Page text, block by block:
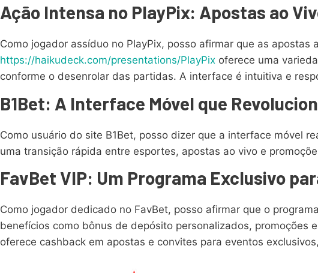
Ação Intensa no PlayPix: Apostas ao
Como jogador assíduo no PlayPix, posso afirmar que as
https://haikudeck.com/presentations/PlayPix oferece uma
conforme o desenrolar das partidas. A interface é intuitiva e
B1Bet: A Interface Móvel que
Como usuário do site B1Bet, posso dizer que a interface móvel
uma transição rápida entre esportes, apostas ao vivo e
FavBet VIP: Um Programa Exclusivo
Como jogador dedicado no FavBet, posso afirmar que o
benefícios como bônus de depósito personalizados, promoções
oferece cashback em apostas e convites para eventos